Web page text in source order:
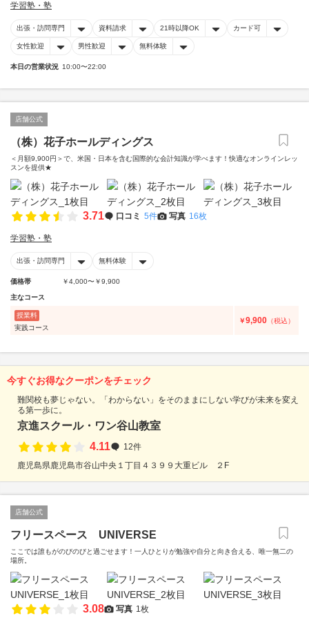
学習塾・塾
出張・訪問専門 資料請求 21時以降OK カード可
女性歓迎 男性歓迎 無料体験
本日の営業状況 10:00〜22:00
店舗公式
（株）花子ホールディングス
＜月額9,900円＞で、米国・日本を含む国際的な会計知識が学べます！快適なオンラインレッ
スンを提供★
3.71 口コミ 5件 写真 16枚
学習塾・塾
出張・訪問専門 無料体験
価格帯 ￥4,000〜￥9,900
主なコース
授業料
実践コース
￥9,900 （税込）
今すぐお得なクーポンをチェック
難関校も夢じゃない。「わからない」をそのままにしない学びが未来を変え
る第一歩に。
京進スクール・ワン谷山教室
4.11
12件
鹿児島県鹿児島市谷山中央１丁目４３９９大重ビル ２F
店舗公式
フリースペース UNIVERSE
ここでは誰もがのびのびと過ごせます！一人ひとりが勉強や自分と向き合える、唯一無二の
場所。
3.08 写真 1枚